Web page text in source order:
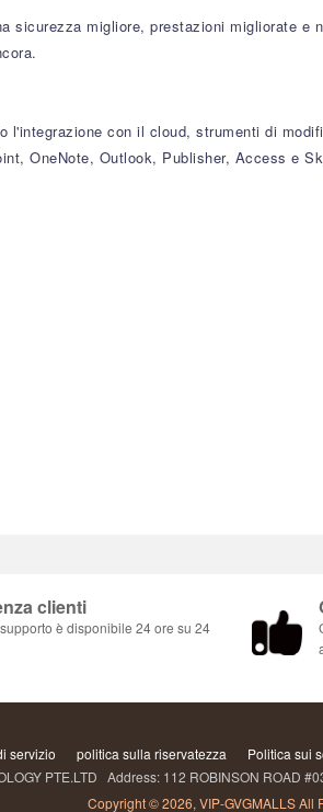
migliore, prestazioni migliorate e
con il cloud, strumenti di
OneNote, Outlook, Publisher, Access e
clienti
è disponibile 24 ore su 24
servizio politica sulla riservatezza Politica sui
PTE.LTD Address: 112 ROBINSON
Copyright © 2026, VIP-GVGMALLS All